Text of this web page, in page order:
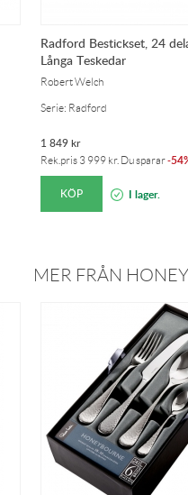
Radford Bestickset, 24
Långa Teskedar
Robert Welch
Serie: Radford
1 849kr
Rek.pris 3 999 kr. Du sparar-
KÖP I lager.
MER FRÅN